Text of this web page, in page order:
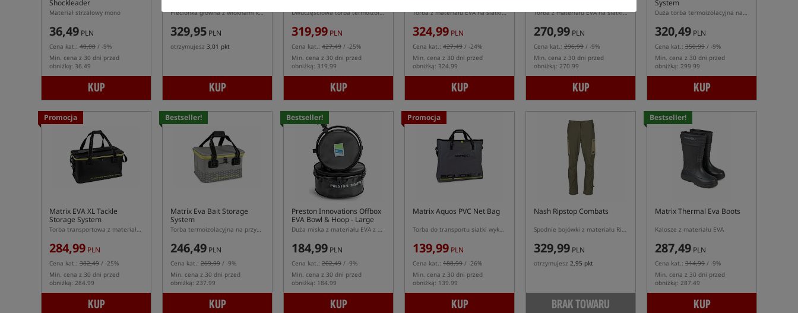
Shockleader
Materiał strzałowy mono
36,49 PLN
Cena kat.: 40,00 / -9%
Min. cena z 30 dni przed
obniżką: 36.49
KUP
Plecionka główna z włóknami kevlarowymi
329,95 PLN
otrzymujesz 3,01 pkt
KUP
Dwuczęściowa torba termoizolacyjna z materiału EVA na przynęty i zanęty
319,99 PLN
Cena kat.: 427,49 / -25%
Min. cena z 30 dni przed
obniżką: 319.99
KUP
Torba z materiału EVA na siatki do przechowywania ryb
324,99 PLN
Cena kat.: 427,49 / -24%
Min. cena z 30 dni przed
obniżką: 324.99
KUP
Torba z materiału EVA na siatki do przechowywania ryb
270,99 PLN
Cena kat.: 296,99 / -9%
Min. cena z 30 dni przed
obniżką: 270.99
KUP
System
Duża torba termoizolacyjna na przynęty z materiału EVA
320,49 PLN
Cena kat.: 350,99 / -9%
Min. cena z 30 dni przed
obniżką: 299.99
KUP
Promocja
Matrix EVA XL Tackle
Storage System
Torba transportowa z materiału EVA
284,99 PLN
Cena kat.: 382,49 / -25%
Min. cena z 30 dni przed
obniżką: 284.99
KUP
Bestseller!
Matrix Eva Bait Storage
System
Torba termoizolacyjna na przynęty z materiału EVA
246,49 PLN
Cena kat.: 269,99 / -9%
Min. cena z 30 dni przed
obniżką: 237.99
KUP
Bestseller!
Preston Innovations Offbox
EVA Bowl & Hoop - Large
Duża miska z materiału EVA z uchwytem na nogę
184,99 PLN
Cena kat.: 202,49 / -9%
Min. cena z 30 dni przed
obniżką: 184.99
KUP
Promocja
Matrix Aquos PVC Net Bag
Torba do transportu siatki wykonana z materiału PCV
139,99 PLN
Cena kat.: 188,99 / -26%
Min. cena z 30 dni przed
obniżką: 139.99
KUP
Nash Ripstop Combats
Spodnie bojówki z materiału Ripstop
329,99 PLN
otrzymujesz 2,95 pkt
BRAK TOWARU
Bestseller!
Matrix Thermal Eva Boots
Kalosze z materiału EVA
287,49 PLN
Cena kat.: 314,99 / -9%
Min. cena z 30 dni przed
obniżką: 287.49
KUP